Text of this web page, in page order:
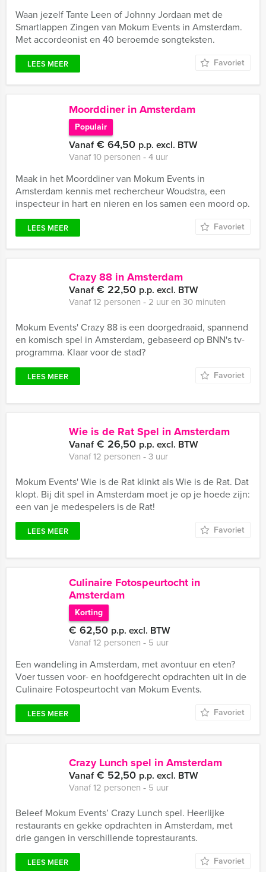
Waan jezelf Tante Leen of Johnny Jordaan met de
Smartlappen Zingen van Mokum Events in Amsterdam.
Met accordeonist en 40 beroemde songteksten.
LEES MEER Favoriet
Moorddiner in Amsterdam
Populair
Vanaf€ 64,50 p.p. excl. BTW
Vanaf 10 personen ‐ 4 uur
Maak in het Moorddiner van Mokum Events in
Amsterdam kennis met rechercheur Woudstra, een
inspecteur in hart en nieren en los samen een moord op.
LEES MEER Favoriet
Crazy 88 in Amsterdam
Vanaf€ 22,50 p.p. excl. BTW
Vanaf 12 personen ‐ 2 uur en 30 minuten
Mokum Events' Crazy 88 is een doorgedraaid, spannend
en komisch spel in Amsterdam, gebaseerd op BNN's tv-
programma. Klaar voor de stad?
LEES MEER Favoriet
Wie is de Rat Spel in Amsterdam
Vanaf€ 26,50 p.p. excl. BTW
Vanaf 12 personen ‐ 3 uur
Mokum Events' Wie is de Rat klinkt als Wie is de Rat. Dat
klopt. Bij dit spel in Amsterdam moet je op je hoede zijn:
een van je medespelers is de Rat!
LEES MEER Favoriet
Culinaire Fotospeurtocht in
Amsterdam
Korting
€ 62,50 p.p. excl. BTW
Vanaf 12 personen ‐ 5 uur
Een wandeling in Amsterdam, met avontuur en eten?
Voer tussen voor- en hoofdgerecht opdrachten uit in de
Culinaire Fotospeurtocht van Mokum Events.
LEES MEER Favoriet
Crazy Lunch spel in Amsterdam
Vanaf€ 52,50 p.p. excl. BTW
Vanaf 12 personen ‐ 5 uur
Beleef Mokum Events’ Crazy Lunch spel. Heerlijke
restaurants en gekke opdrachten in Amsterdam, met
drie gangen in verschillende toprestaurants.
LEES MEER Favoriet